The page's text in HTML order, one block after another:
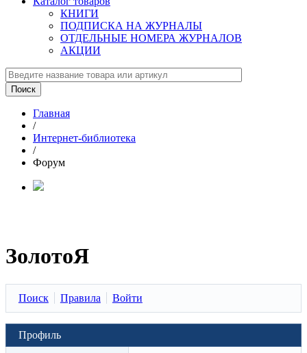
КНИГИ
ПОДПИСКА НА ЖУРНАЛЫ
ОТДЕЛЬНЫЕ НОМЕРА ЖУРНАЛОВ
АКЦИИ
Главная
/
Интернет-библиотека
/
Форум
ЗолотоЯ
Поиск Правила Войти
Профиль